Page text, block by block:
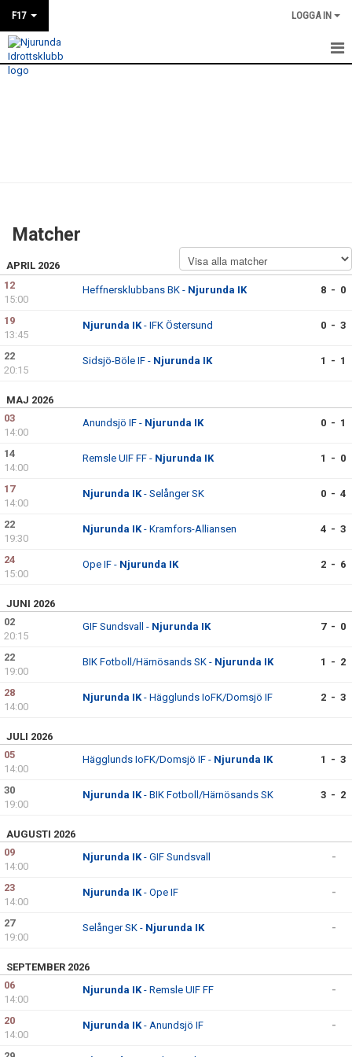
F17 LOGGA IN
HEM
DOKUMENT
KONTAKT
Matcher
APRIL 2026
12
15:00
Heffnersklubbans BK - Njurunda IK 8 - 0
19
13:45
Njurunda IK- IFK Östersund 0 - 3
22
20:15
Sidsjö-Böle IF - Njurunda IK 1 - 1
MAJ 2026
03
14:00
Anundsjö IF - Njurunda IK 0 - 1
14
14:00
Remsle UIF FF - Njurunda IK 1 - 0
17
14:00
Njurunda IK- Selånger SK 0 - 4
22
19:30
Njurunda IK- Kramfors-Alliansen 4 - 3
24
15:00
Ope IF - Njurunda IK 2 - 6
JUNI 2026
02
20:15
GIF Sundsvall - Njurunda IK 7 - 0
22
19:00
BIK Fotboll/Härnösands SK - Njurunda IK 1 - 2
28
14:00
Njurunda IK- Hägglunds IoFK/Domsjö IF 2 - 3
JULI 2026
05
14:00
Hägglunds IoFK/Domsjö IF - Njurunda IK 1 - 3
30
19:00
Njurunda IK- BIK Fotboll/Härnösands SK 3 - 2
AUGUSTI 2026
09
14:00
Njurunda IK- GIF Sundsvall -
23
14:00
Njurunda IK- Ope IF -
27
19:00
Selånger SK - Njurunda IK -
SEPTEMBER 2026
06
14:00
Njurunda IK- Remsle UIF FF -
20
14:00
Njurunda IK- Anundsjö IF -